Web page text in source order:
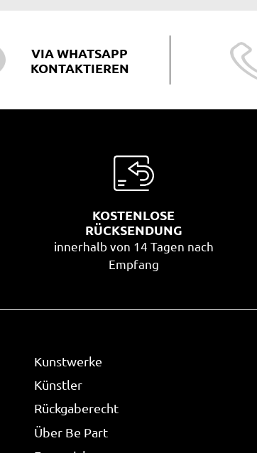
VIA WHATSAPP
KONTAKTIEREN
KOSTENLOSE
RÜCKSENDUNG
innerhalb von 14 Tagen nach
Empfang
Kunstwerke
Künstler
Rückgaberecht
Über Be Part